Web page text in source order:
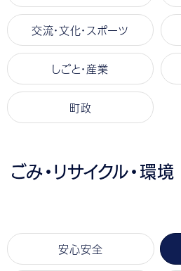
交流・文化・スポーツ
しごと・産業
町政
ごみ・リサイクル・環境
安心安全